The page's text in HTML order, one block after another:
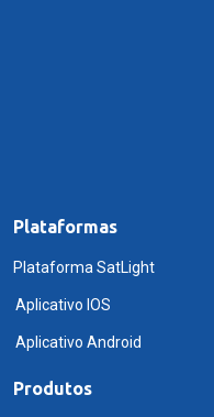
Plataformas
Plataforma SatLight
Aplicativo IOS
Aplicativo Android
Produtos